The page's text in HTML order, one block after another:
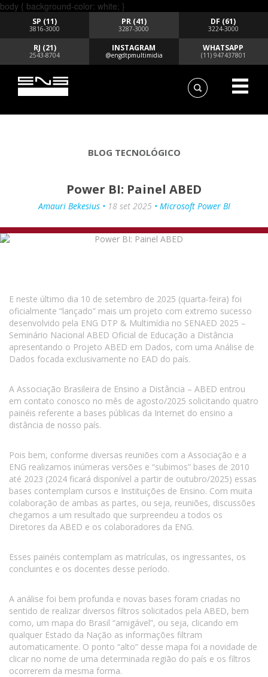
body { background-color: white; }
SP (11)
3816-3000
PR (41)
3287-3000
DF (61)
3224-3000
RJ (21)
2543-8704
INSTAGRAM
@engdtpmultimidia
WHATSAPP
(11) 947437801
BLOG TECNOLÓGICO
Power BI: Painel ABED
Amauri Bekesius • 18 set 2025• Microsoft Power BI
E neste último dia 10 de setembro de 2025 (quarta-feira) foi
oficialmente “lançado” mais um projeto com extremo sucesso
desenvolvido pela ENG DTP & Multimídia no SENAED 2025 –
Seminário Nacional ABED Oficial de Educação a Distância
apresentando o Projeto ABED em Dados, com uma Análise de
Dados focada exclusivamente no EAD do país.
A Associação Brasileira de Ensino a Distância – ABED entrou
em contato conosco no mês de agosto/2025 solicitando quatro
painéis referente a bases públicas da Internet do ensino a
distância de nosso país.
Pois bem, conforme diversas reuniões com a Associação e a
ENG realizamos inúmeras versões e “subimos” bases de 2010
até 2023 (2024 ficará disponível a partir de outubro/2025) essas
bases contemplam cursos e Instituições de Ensino. Com muita
colaboração de ambas as partes, ou seja, reuniões, discussões
chegamos a um resultado que surpreendeu a todos os
Diretores da ABED e os colaboradores da ENG.
Esses painéis contemplam as matrículas, os ingressantes, os
concluintes e os docentes desse período.
A análise foi bem profunda e novas bases foram criadas no
sentido de realizar diversos filtros solicitados pela ABED, bem
como, um mapa do Brasil “amigável”, ou seja, clicando em
qualquer Estado da Nação as informações filtram
automaticamente. O ponto “alto” desse mapa foi a novidade de
clicar no nome de uma determinada região do país e os filtros
ocorrerem da mesma forma.